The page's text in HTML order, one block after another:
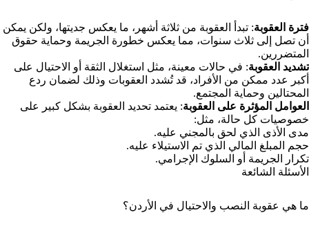
فترة العقوبة: تبدأ العقوبة من ثلاثة أشهر، ما يعكس جديتها، ولكن يمكن
أن تصل إلى ثلاث سنوات، مما يعكس خطورة الجريمة وحماية حقوق
المتضررين.
تشديد العقوبة: في حالات معينة، مثل استغلال الثقة أو الاحتيال على
أكبر عدد ممكن من الأفراد، قد تُشدد العقوبات وذلك لضمان ردع
المحتالين وحماية المجتمع.
العوامل المؤثرة على العقوبة: يعتمد تحديد العقوبة بشكل كبير على
خصوصيات كل حالة، مثل:
مدى الأذى الذي لحق بالمجني عليه.
حجم المبلغ المالي الذي تم الاستيلاء عليه.
تكرار الجريمة أو السلوك الإجرامي.
الأسئلة الشائعة
ما هي عقوبة النصب والاحتيال في الأردن؟